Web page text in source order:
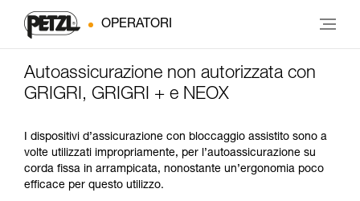
OPERATORI
Autoassicurazione non autorizzata con
GRIGRI, GRIGRI + e NEOX
I dispositivi d’assicurazione con bloccaggio assistito sono a
volte utilizzati impropriamente, per l’autoassicurazione su
corda fissa in arrampicata, nonostante un’ergonomia poco
efficace per questo utilizzo.